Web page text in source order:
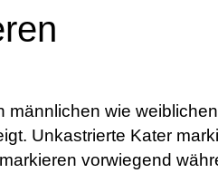
männlichen wie
Unkastrierte Kater
vorwiegend